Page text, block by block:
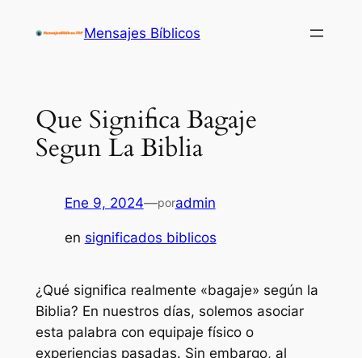
Mensajes Bíblicos
Que Significa Bagaje
Segun La Biblia
Ene 9, 2024—poradmin
en significados biblicos
¿Qué significa realmente «bagaje» según la
Biblia? En nuestros días, solemos asociar
esta palabra con equipaje físico o
experiencias pasadas. Sin embargo, al